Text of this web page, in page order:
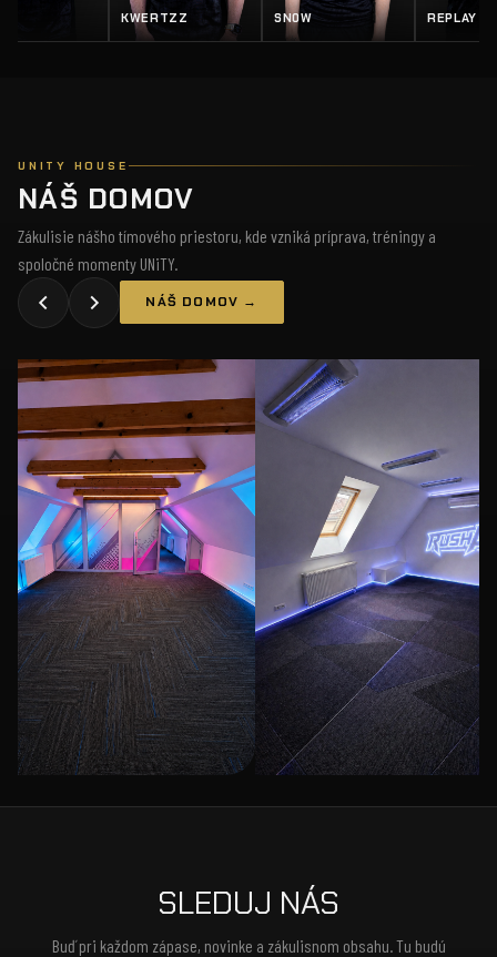
SN0W REPLAY
UNITY HOUSE
NÁŠ DOMOV
Zákulisie nášho tímového priestoru, kde vzniká príprava, tréningy a
spoločné momenty UNiTY.
NÁŠ DOMOV →
SLEDUJ NÁS
Buď pri každom zápase, novinke a zákulisnom obsahu. Tu budú